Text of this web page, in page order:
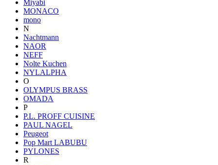
Miyabi
MONACO
mono
N
Nachtmann
NAOR
NEFF
Nolte Kuchen
NYLALPHA
O
OLYMPUS BRASS
OMADA
P
P.L. PROFF CUISINE
PAUL NAGEL
Peugeot
Pop Mart LABUBU
PYLONES
R